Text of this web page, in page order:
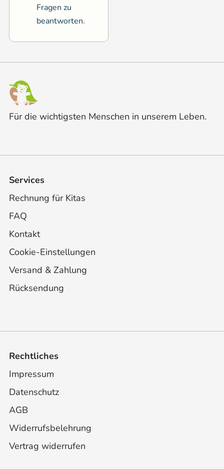
Fragen zu
beantworten.
Für die wichtigsten Menschen in unserem Leben.
Services
Rechnung für Kitas
FAQ
Kontakt
Cookie-Einstellungen
Versand & Zahlung
Rücksendung
Rechtliches
Impressum
Datenschutz
AGB
Widerrufsbelehrung
Vertrag widerrufen